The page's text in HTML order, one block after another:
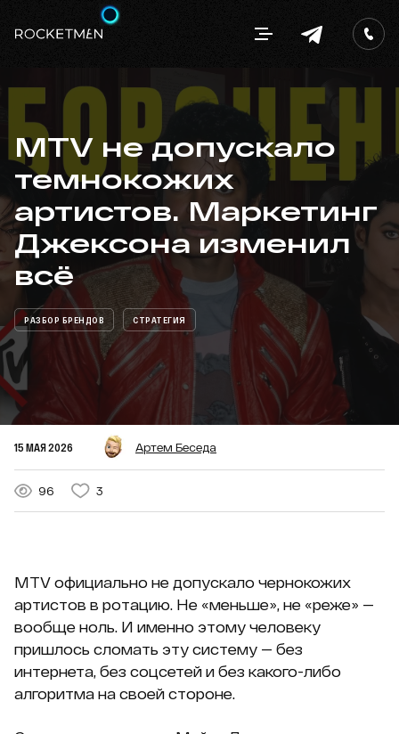
MTV не допускало
темнокожих
артистов. Маркетинг
Джексона изменил
всё
РАЗБОР БРЕНДОВ СТРАТЕГИЯ
15 МАЯ 2026 Артем Беседа
96 3
MTV официально не допускало чернокожих
артистов в ротацию. Не «меньше», не «реже» —
вообще ноль. И именно этому человеку
пришлось сломать эту систему — без
интернета, без соцсетей и без какого-либо
алгоритма на своей стороне.